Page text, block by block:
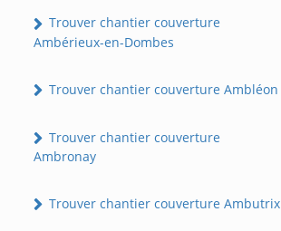
Trouver chantier couverture
Ambérieux-en-Dombes
Trouver chantier couverture Ambléon
Trouver chantier couverture
Ambronay
Trouver chantier couverture Ambutrix